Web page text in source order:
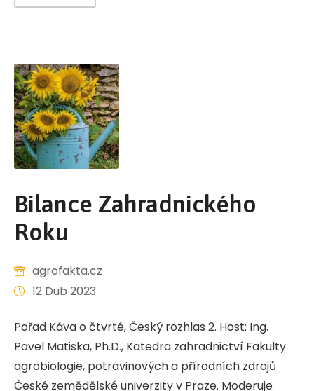
Bilance Zahradnického
Roku
agrofakta.cz
12 Dub 2023
Pořad Káva o čtvrté, Český rozhlas 2. Host: Ing.
Pavel Matiska, Ph.D., Katedra zahradnictví Fakulty
agrobiologie, potravinových a přírodních zdrojů
České zemědělské univerzity v Praze. Moderuje